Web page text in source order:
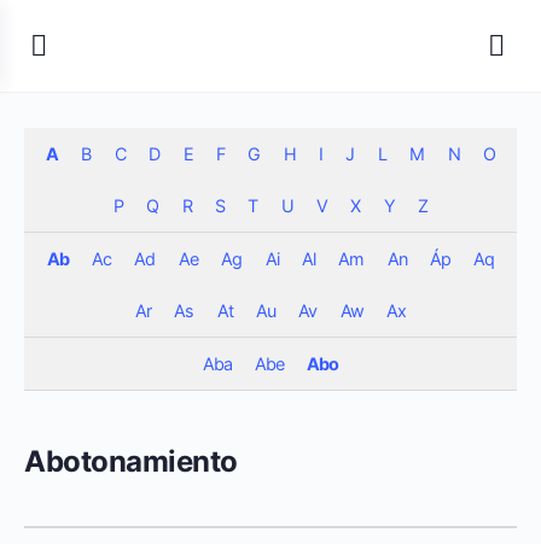
A B C D E F G H I J L M N O
P Q R S T U V X Y Z
Ab Ac Ad Ae Ag Ai Al Am An Áp Aq
Ar As At Au Av Aw Ax
Aba Abe Abo
Abotonamiento